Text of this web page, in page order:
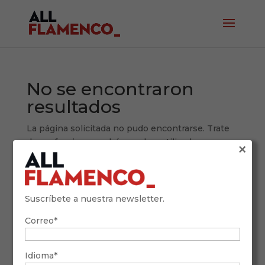
No se encontraron
resultados
La página solicitada no pudo encontrarse. Trate
de perfeccionar su búsqueda o utilice la
navegación para localizar la entrada.
Pepe Habichuela: quién fue y por qué cambió la
Suscríbete a nuestra newsletter.
Correo*
Idioma*
×